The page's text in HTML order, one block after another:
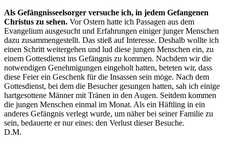
Als Gefängnisseelsorger versuche ich, in jedem Gefangenen
Christus zu sehen. Vor Ostern hatte ich Passagen aus dem
Evangelium ausgesucht und Erfahrungen einiger junger Menschen
dazu zusammengestellt. Das stieß auf Interesse. Deshalb wollte ich
einen Schritt weitergehen und lud diese jungen Menschen ein, zu
einem Gottesdienst ins Gefängnis zu kommen. Nachdem wir die
notwendigen Genehmigungen eingeholt hatten, beteten wir, dass
diese Feier ein Geschenk für die Insassen sein möge. Nach dem
Gottesdienst, bei dem die Besucher gesungen hatten, sah ich einige
hartgesottene Männer mit Tränen in den Augen. Seitdem kommen
die jungen Menschen einmal im Monat. Als ein Häftling in ein
anderes Gefängnis verlegt wurde, um näher bei seiner Familie zu
sein, bedauerte er nur eines: den Verlust dieser Besuche.
D.M.